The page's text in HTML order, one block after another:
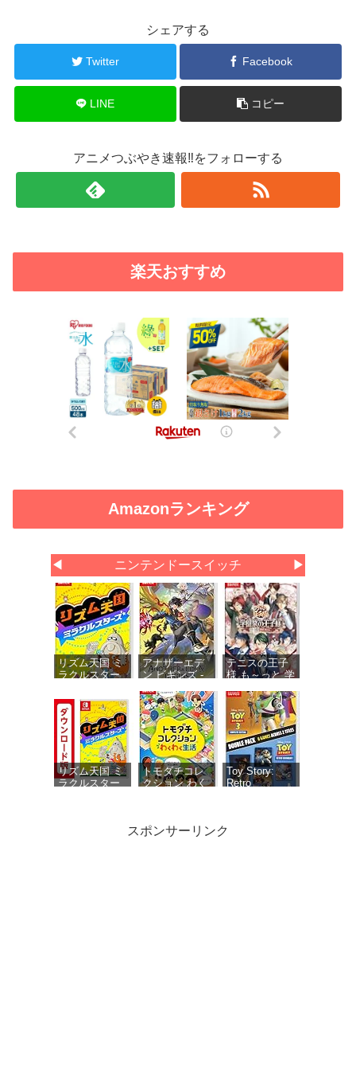
シェアする
Twitter Facebook
LINE コピー
アニメつぶやき速報‼をフォローする
楽天おすすめ
Amazonランキング
◀ ニンテンドースイッチ ▶
リズム天国 ミ
ラクルスター
アナザーエデ
ン ビギンズ -
同梱物】アナ
ザーエデン 時
空を超える猫
で使える シリ
アルコードチ
ラシ 同梱
テニスの王子
様 も～っと 学
♡-40 and
more… 【メー
カー特典あ
り】 初回限定
特典 ミニド
ラマ用ボイス
セット・ミニ
ドラマ用エフ
リズム天国 ミ
ラクルスター
トモダチコレ
クション わく
Toy Story:
Retro
スポンサーリンク